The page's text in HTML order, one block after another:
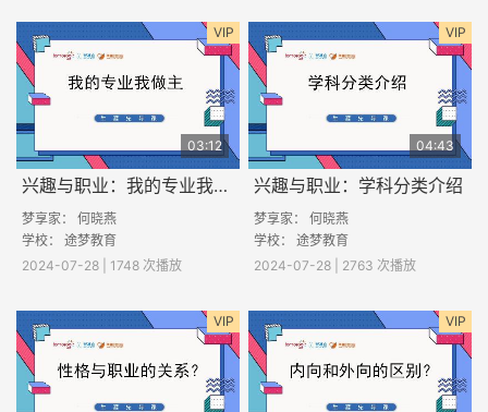
VIP
03:12
兴趣与职业：我的专业我做主
梦享家： 何晓燕
学校： 途梦教育
2024-07-28 | 1748 次播放
VIP
04:43
兴趣与职业：学科分类介绍
梦享家： 何晓燕
学校： 途梦教育
2024-07-28 | 2763 次播放
VIP VIP